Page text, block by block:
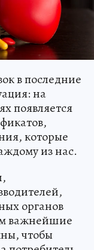
в последние
на
появляется
которые
из нас.
органов
важнейшие
чтобы